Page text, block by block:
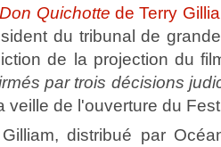
Quichotte de Terry
du tribunal de
de la projection du
par trois décisions
veille de l'ouverture du
distribué par